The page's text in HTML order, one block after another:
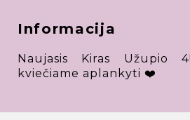
Informacija
Naujasis Kiras Užupio
kviečiame aplankyti ❤️